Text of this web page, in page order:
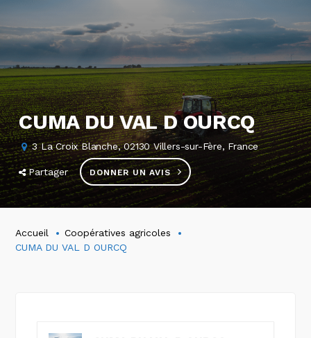
CUMA DU VAL D OURCQ
3 La Croix Blanche, 02130 Villers-sur-Fère, France
Partager DONNER UN AVIS
Accueil
Coopératives agricoles
CUMA DU VAL D OURCQ